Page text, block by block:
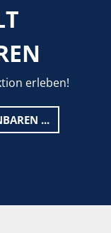
erleben!
...